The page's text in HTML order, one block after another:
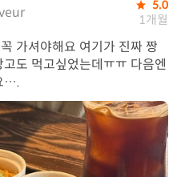
5.0
1개월
가셔야해요 여기가 진짜 짱
도 먹고싶었는데ㅠㅠ 다음엔
….